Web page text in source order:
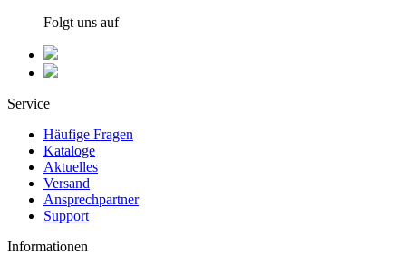
Folgt uns auf
Service
Häufige Fragen
Kataloge
Aktuelles
Versand
Ansprechpartner
Support
Informationen